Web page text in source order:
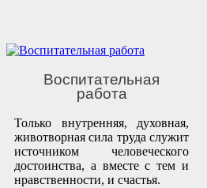
Воспитательная
работа
Только внутренняя, духовная,
животворная сила труда служит
источником человеческого
достоинства, а вместе с тем и
нравственности, и счастья.